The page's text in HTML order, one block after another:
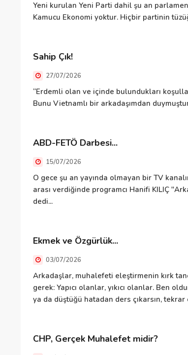
Yeni kurulan Yeni Parti dahil şu an
Kamucu Ekonomi yoktur. Hiçbir partinin
Sahip Çık!
27/07/2026
“Erdemli olan ve içinde bulundukları
Bunu Vietnamlı bir arkadaşımdan
ABD-FETÖ Darbesi...
15/07/2026
O gece şu an yayında olmayan bir TV
arası verdiğinde programcı Hanifi KILIÇ
dedi...
Ekmek ve Özgürlük...
03/07/2026
Arkadaşlar, muhalefeti eleştirmenin kırk
gerek: Yapıcı olanlar, yıkıcı olanlar. Ben
ya da düştüğü hatadan ders çıkarsın,
CHP, Gerçek Muhalefet midir?